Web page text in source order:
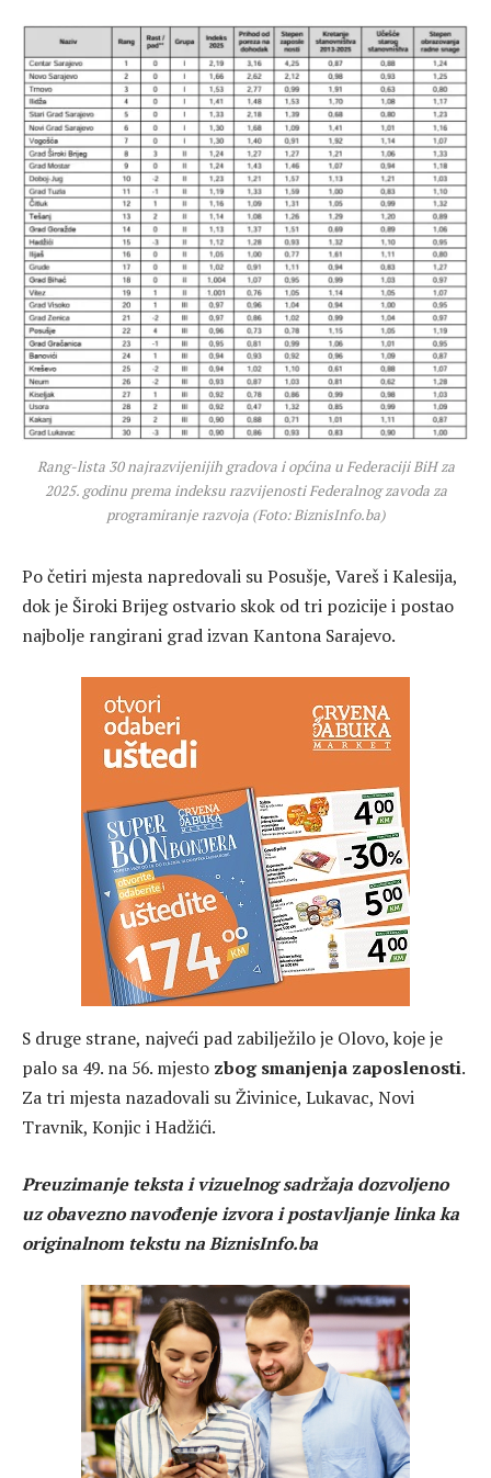
Rang-lista 30 najrazvijenijih gradova i općina u Federaciji BiH za
2025. godinu prema indeksu razvijenosti Federalnog zavoda za
programiranje razvoja (Foto: BiznisInfo.ba)
Po četiri mjesta napredovali su Posušje, Vareš i Kalesija,
dok je Široki Brijeg ostvario skok od tri pozicije i postao
najbolje rangirani grad izvan Kantona Sarajevo.
S druge strane, najveći pad zabilježilo je Olovo, koje je
palo sa 49. na 56. mjesto zbog smanjenja zaposlenosti.
Za tri mjesta nazadovali su Živinice, Lukavac, Novi
Travnik, Konjic i Hadžići.
Preuzimanje teksta i vizuelnog sadržaja dozvoljeno
uz obavezno navođenje izvora i postavljanje linka ka
originalnom tekstu na BiznisInfo.ba